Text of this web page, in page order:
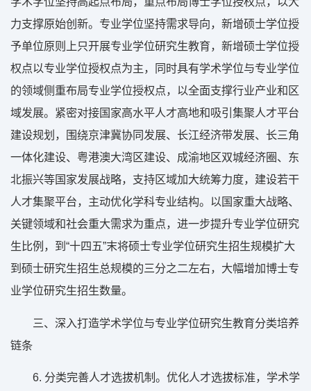
力支撑原始创新。专业学位坚持需求导向，新增硕士学位授
予单位原则上只开展专业学位研究生教育，新增硕士学位授
权点以专业学位授权点为主，同时具有学术学位与专业学位
的领域侧重布局专业学位授权点，以全面支撑行业产业和区
域发展。紧密对接国家高水平人才高地和吸引集聚人才平台
建设规划，围绕京津冀协同发展、长江经济带发展、长三角
一体化建设、粤港澳大湾区建设、成渝地区双城经济圈、东
北振兴等国家发展战略，支持区域加大统筹力度，建设若干
人才集聚平台，主动优化学科专业结构。以国家重大战略、
关键领域和社会重大需求为重点，进一步提升专业学位研究
生比例，到“十四五”末将硕士专业学位研究生招生规模扩大
到硕士研究生招生总规模的三分之二左右，大幅增加博士专
业学位研究生招生数量。
三、深入打造学术学位与专业学位研究生教育分类培养
链条
6. 分类完善人才选拔机制。优化人才选拔标准，学术学